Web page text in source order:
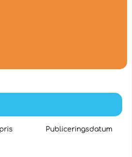
Publiceringsdatum